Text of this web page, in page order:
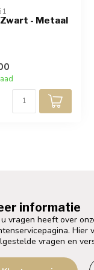
- Metaal
informatie
vragen heeft over
Hier
vragen en